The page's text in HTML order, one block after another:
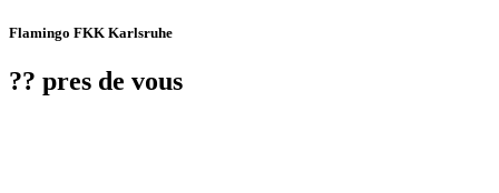
Flamingo FKK Karlsruhe
?? pres de vous